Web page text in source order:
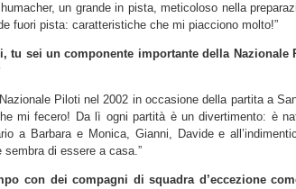
un grande in pista, meticoloso nella
fuori pista: caratteristiche che mi piacciono molto!”
tu sei un componente importante della Nazionale
Piloti nel 2002 in occasione della partita a
mi fecero! Da lì ogni partità è un divertimento: è
a Barbara e Monica, Gianni, Davide e
di essere a casa.”
con dei compagni di squadra d’eccezione